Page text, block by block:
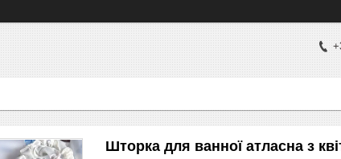
Шторка для ванної атласна з